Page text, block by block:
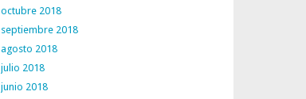
octubre 2018
septiembre 2018
agosto 2018
julio 2018
junio 2018